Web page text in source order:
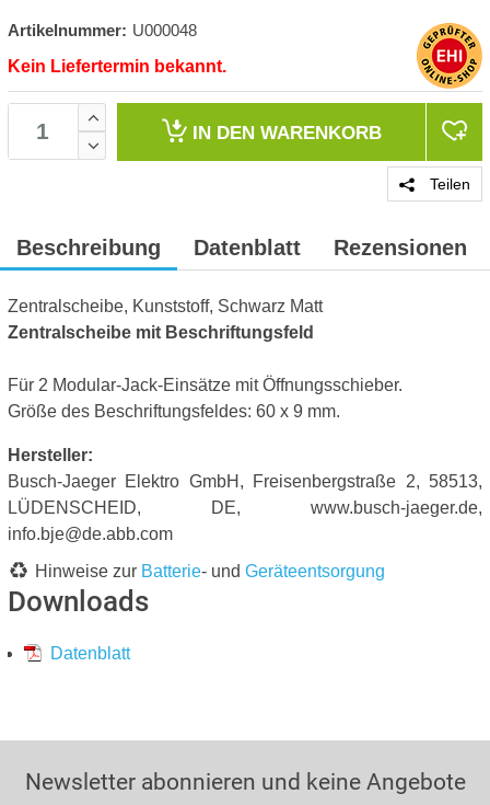
Artikelnummer: U000048
Kein Liefertermin bekannt.
IN DEN WARENKORB
Teilen
Beschreibung Datenblatt Rezensionen
Zentralscheibe, Kunststoff, Schwarz Matt
Zentralscheibe mit Beschriftungsfeld
Für 2 Modular-Jack-Einsätze mit Öffnungsschieber.
Größe des Beschriftungsfeldes: 60 x 9 mm.
Hersteller:
Busch-Jaeger Elektro GmbH, Freisenbergstraße 2, 58513,
LÜDENSCHEID, DE, www.busch-jaeger.de,
info.bje@de.abb.com
Hinweise zur Batterie- und Geräteentsorgung
Downloads
Datenblatt
Newsletter abonnieren und keine Angebote